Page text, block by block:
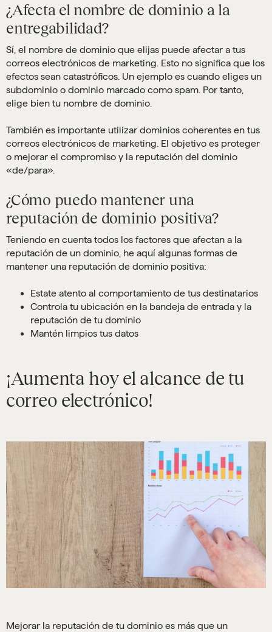
¿Afecta el nombre de dominio a la
entregabilidad?
Sí, el nombre de dominio que elijas puede afectar a tus
correos electrónicos de marketing. Esto no significa que los
efectos sean catastróficos. Un ejemplo es cuando eliges un
subdominio o dominio marcado como spam. Por tanto,
elige bien tu nombre de dominio.
También es importante utilizar dominios coherentes en tus
correos electrónicos de marketing. El objetivo es proteger
o mejorar el compromiso y la reputación del dominio
«de/para».
¿Cómo puedo mantener una
reputación de dominio positiva?
Teniendo en cuenta todos los factores que afectan a la
reputación de un dominio, he aquí algunas formas de
mantener una reputación de dominio positiva:
Estate atento al comportamiento de tus destinatarios
Controla tu ubicación en la bandeja de entrada y la
reputación de tu dominio
Mantén limpios tus datos
¡Aumenta hoy el alcance de tu
correo electrónico!
Mejorar la reputación de tu dominio es más que un